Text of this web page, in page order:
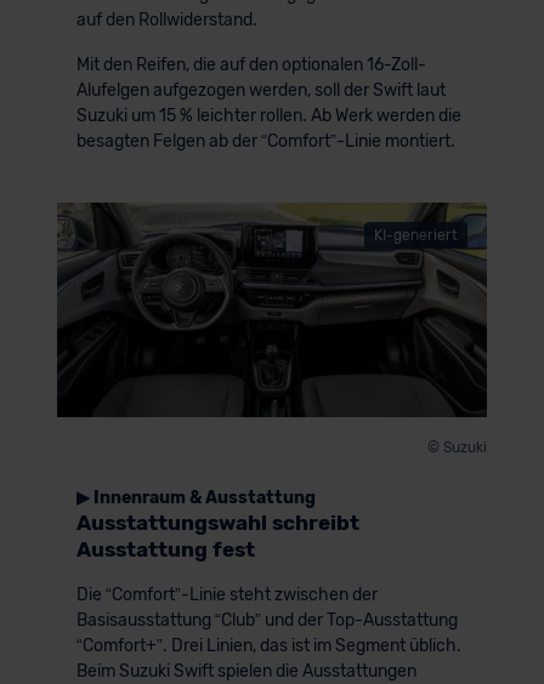
auf den Rollwiderstand.
Mit den Reifen, die auf den optionalen 16-Zoll-
Alufelgen aufgezogen werden, soll der Swift laut
Suzuki um 15 % leichter rollen. Ab Werk werden die
besagten Felgen ab der “Comfort”-Linie montiert.
KI-generiert
© Suzuki
▶ Innenraum & Ausstattung
Ausstattungswahl schreibt
Ausstattung fest
Die “Comfort”-Linie steht zwischen der
Basisausstattung “Club” und der Top-Ausstattung
“Comfort+”. Drei Linien, das ist im Segment üblich.
Beim Suzuki Swift spielen die Ausstattungen